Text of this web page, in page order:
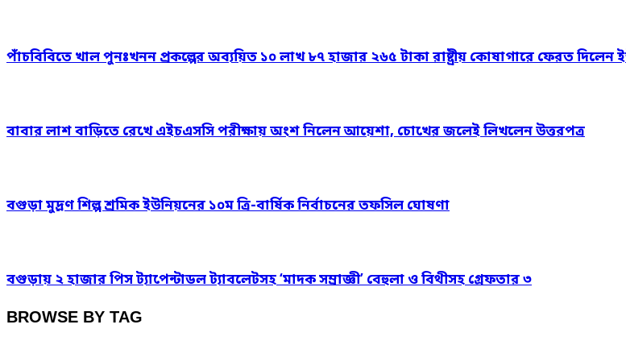
পাঁচবিবিতে খাল পুনঃখনন প্রকল্পের অব্যয়িত ১০ লাখ ৮৭ হাজার ২৬৫ টাকা রাষ্ট্রীয় কোষাগারে ফেরত
বাবার লাশ বাড়িতে রেখে এইচএসসি পরীক্ষায় অংশ নিলেন আয়েশা, চোখের জলেই লিখলেন উত্তরপত্র
বগুড়া মুদ্রণ শিল্প শ্রমিক ইউনিয়নের ১০ম ত্রি-বার্ষিক নির্বাচনের তফসিল ঘোষণা
বগুড়ায় ২ হাজার পিস ট্যাপেন্টাডল ট্যাবলেটসহ ‘মাদক সম্রাজ্ঞী’ বেহুলা ও বিথীসহ গ্রেফতার ৩
BROWSE BY TAG